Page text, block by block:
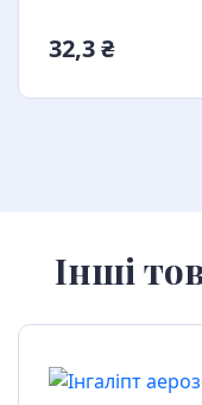
32,3 ₴
Інші